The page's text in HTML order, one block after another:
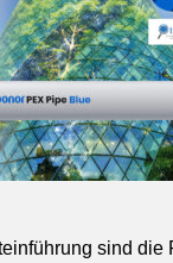
sind die